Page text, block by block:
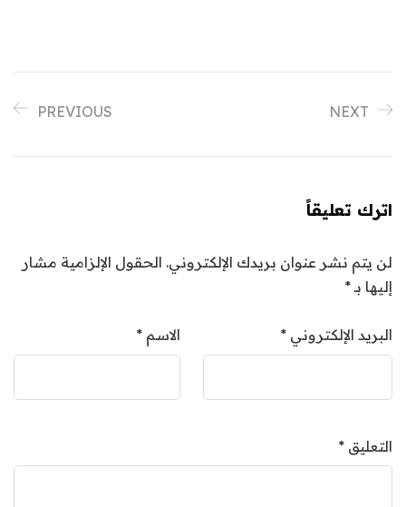
PREVIOUS NEXT
اترك تعليقاً
لن يتم نشر عنوان بريدك الإلكتروني. الحقول الإلزامية مشار
إليها بـ*
الاسم * البريد الإلكتروني *
التعليق *